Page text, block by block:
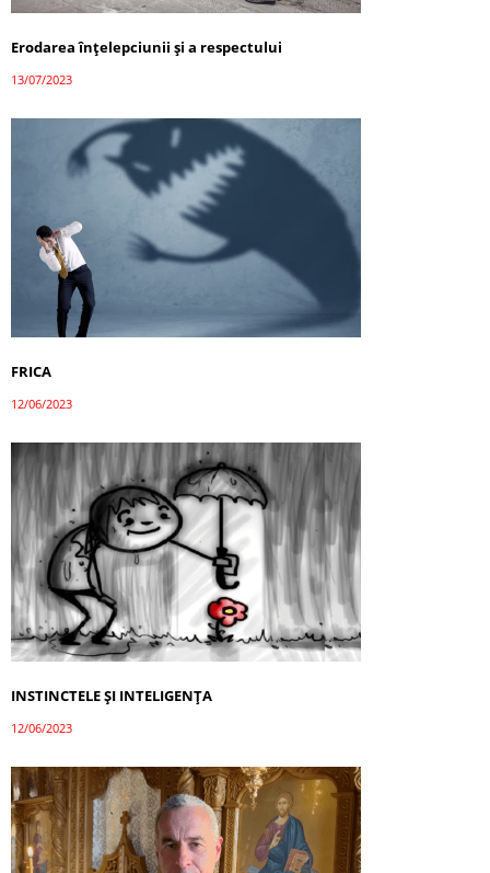
Erodarea înțelepciunii și a respectului
13/07/2023
FRICA
12/06/2023
INSTINCTELE ȘI INTELIGENȚA
12/06/2023